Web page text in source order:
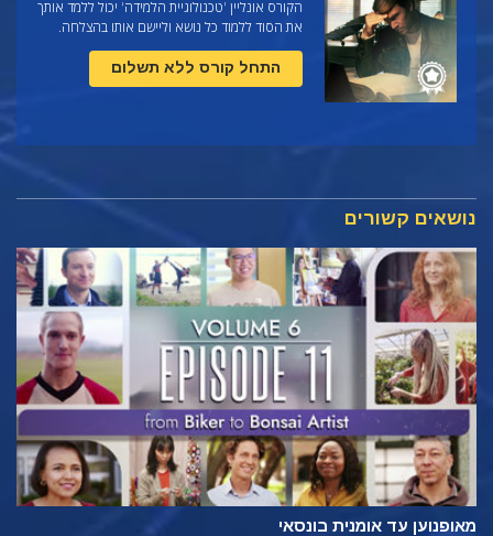
הקורס אונליין 'טכנולוגיית הלמידה' יכול ללמד אותך
את הסוד ללמוד כל נושא וליישם אותו בהצלחה.
התחל קורס ללא תשלום
נושאים קשורים
מאופנוען עד אומנית בונסאי